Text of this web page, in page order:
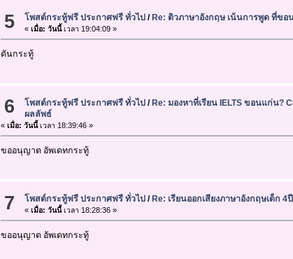
5 โพสต์กระทู้ฟรี ประกาศฟรี ทั่วไป / Re: ติวภาษาอังกฤษ เน้นการพูด ที่ขอ
«เมื่อ: วันนี้เวลา 19:04:09 »
ดันกระทู้
6 โพสต์กระทู้ฟรี ประกาศฟรี ทั่วไป / Re: มองหาที่เรียน IELTS ขอนแก่น?
ผลลัพธ์
« เมื่อ: วันนี้เวลา 18:39:46 »
ขออนุญาต อัพเดทกระทู้
7 โพสต์กระทู้ฟรี ประกาศฟรี ทั่วไป / Re: เรียนออกเสียงภาษาอังกฤษเด็ก
«เมื่อ: วันนี้เวลา 18:28:36 »
ขออนุญาต อัพเดทกระทู้